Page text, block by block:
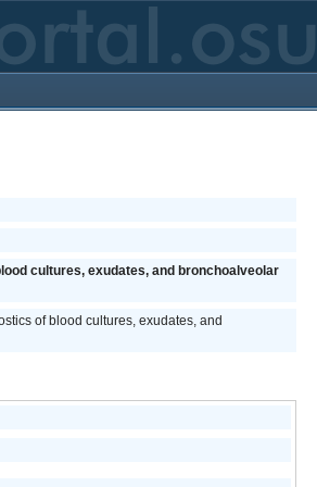
cultures, exudates, and bronchoalveolar
of blood cultures, exudates, and